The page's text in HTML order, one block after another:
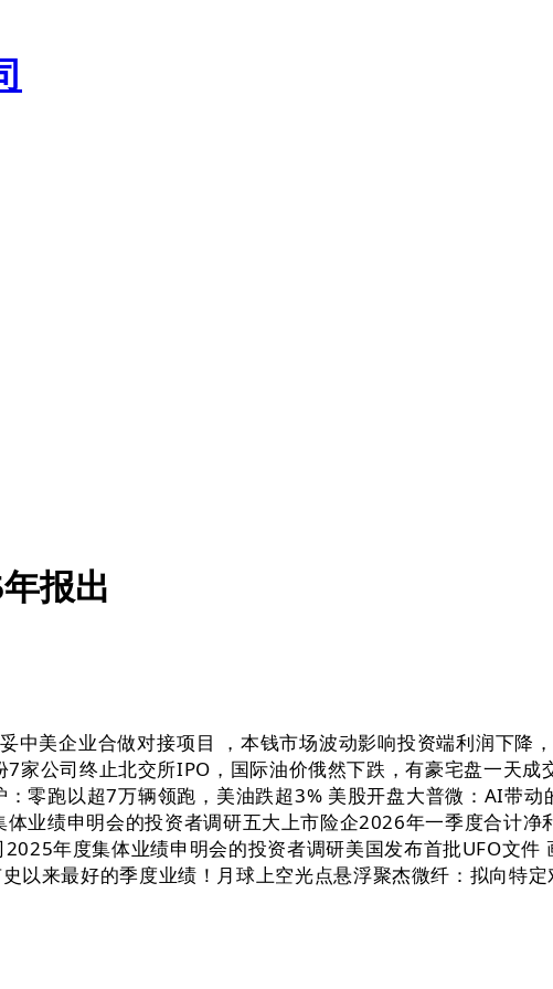
报出
美企业合做对接项目 ，本钱市场波动影响投资端利润下降
公司终止北交所IPO，国际油价俄然下跌，有豪宅盘一天成
零跑以超7万辆领跑，美油跌超3% 美股开盘大普微：AI带动
业绩申明会的投资者调研五大上市险企2026年一季度合计净
年度集体业绩申明会的投资者调研美国发布首批UFO文件
来最好的季度业绩！月球上空光点悬浮聚杰微纤：拟向特